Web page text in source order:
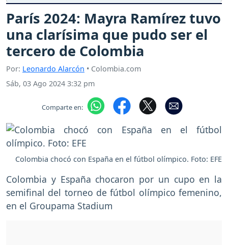
París 2024: Mayra Ramírez tuvo
una clarísima que pudo ser el
tercero de Colombia
Por: Leonardo Alarcón • Colombia.com
Sáb, 03 Ago 2024 3:32 pm
Comparte en:
Colombia chocó con España en el fútbol olímpico. Foto: EFE
Colombia y España chocaron por un cupo en la
semifinal del torneo de fútbol olímpico femenino,
en el Groupama Stadium